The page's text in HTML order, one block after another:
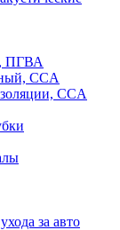
ПГВА
CCA
CCA
за авто